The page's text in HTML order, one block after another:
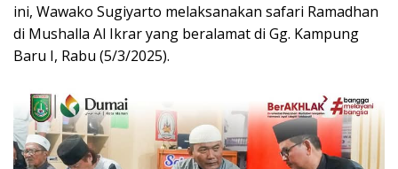
ini, Wawako Sugiyarto melaksanakan safari Ramadhan
di Mushalla Al Ikrar yang beralamat di Gg. Kampung
Baru I, Rabu (5/3/2025).